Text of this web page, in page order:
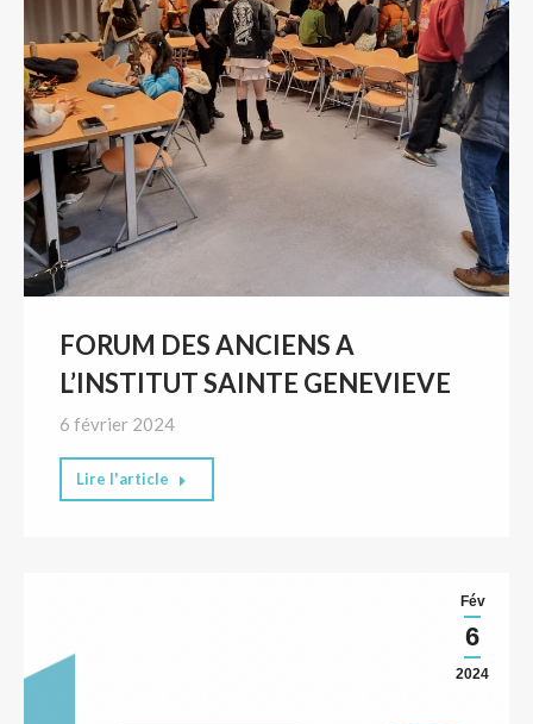
FORUM DES ANCIENS A
L’INSTITUT SAINTE GENEVIEVE
6 février 2024
Lire l'article
Fév
6
2024